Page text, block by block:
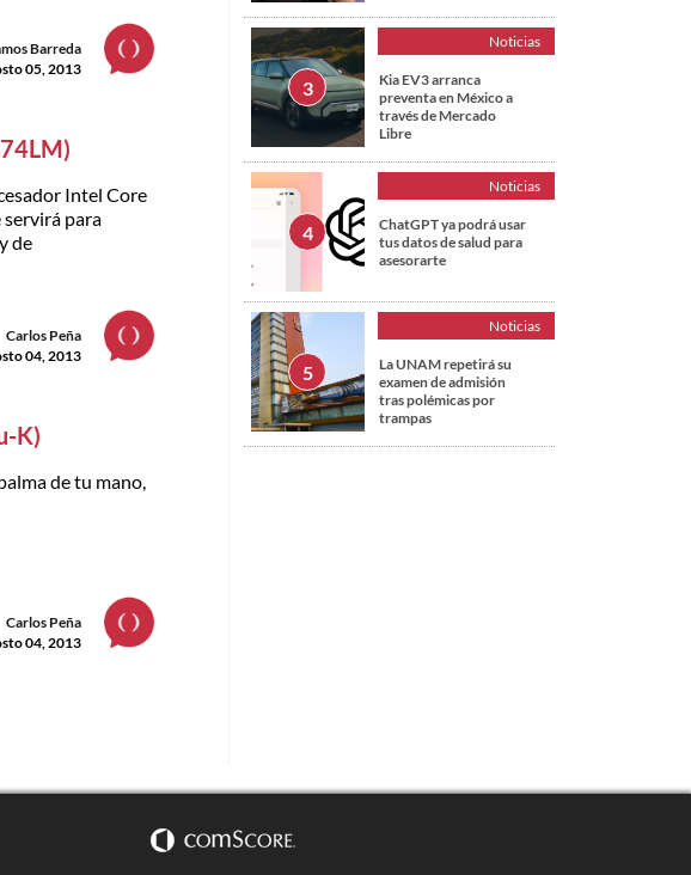
Barreda
05, 2013
Intel Core
servirá para
de
Carlos Peña
04, 2013
K)
de tu mano,
Carlos Peña
04, 2013
Noticias
Kia EV3 arranca
preventa en México a
través de Mercado
Libre
Noticias
ChatGPT ya podrá usar
tus datos de salud para
asesorarte
Noticias
La UNAM repetirá su
examen de admisión
tras polémicas por
trampas